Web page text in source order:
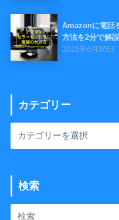
Amazonに電話
方法を2分で解
2022年6月30日
カテゴリー
検索